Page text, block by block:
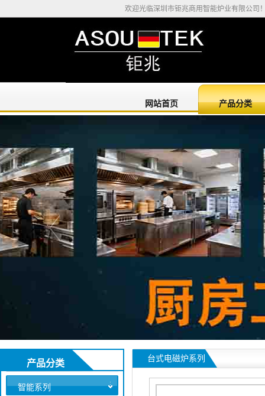
欢迎光临深圳市钜兆商用智能炉业有限公司
网站首页 产品分类
产品分类
智能系列
台式电磁炉系列